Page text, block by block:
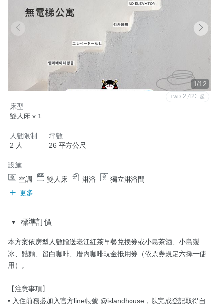
1/12
TWD 2,423 起
床型
雙人床 x 1
人數限制
2 人
坪數
26 平方公尺
設施
空調
雙人床 淋浴
獨立淋浴間
更多
標準訂價
本方案依房型人數贈送老江紅茶早餐兌換券或小島茶酒、小島製
冰、酷麵、留白咖啡、厝內咖啡現金抵用券（依票券規定六擇一使
用）。
【注意事項】
• 入住前務必加入官方line帳號:@islandhouse，以完成登記取得自